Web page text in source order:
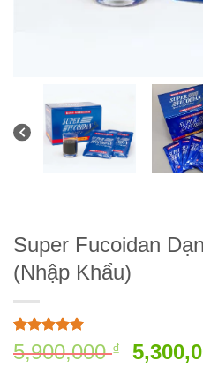
Super Fucoidan
(Nhập Khẩu)
5trên 5
dựa trên
4
5,900,000₫
Giá